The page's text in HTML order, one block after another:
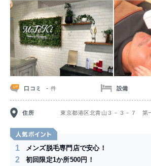
口コミ -件 設備
住所 東京都港区北青山３－３－７ 第
1 メンズ脱毛専門店で安心！
2 初回限定1か所500円！